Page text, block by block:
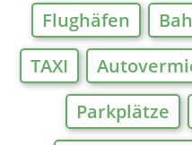
Flughäfen
TAXI
Parkplätze